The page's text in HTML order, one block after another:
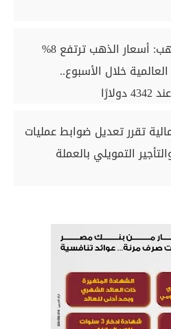
مرصد الذهب: أسعار الذهب ترتفع 8%
خلال الأسبوع..
تقرر تعديل ضوابط عمليات
التمويلي بالعملة